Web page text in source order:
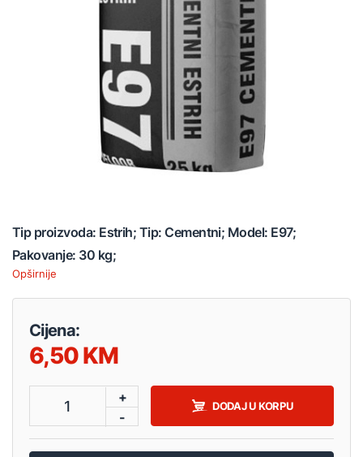
Tip proizvoda: Estrih; Tip: Cementni; Model: E97;
Pakovanje: 30 kg;
Opširnije
Cijena:
6,50
1
+
-
DODAJ U KORPU